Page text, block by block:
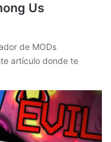
Us
de MODs
artículo donde te